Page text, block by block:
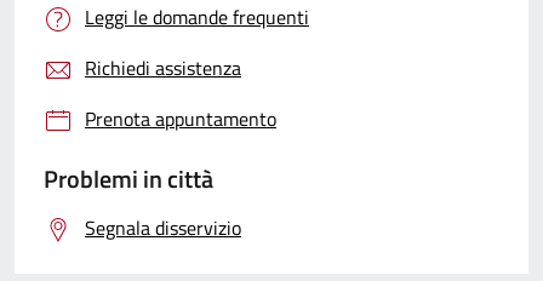
Leggi le domande frequenti
Richiedi assistenza
Prenota appuntamento
Problemi in città
Segnala disservizio